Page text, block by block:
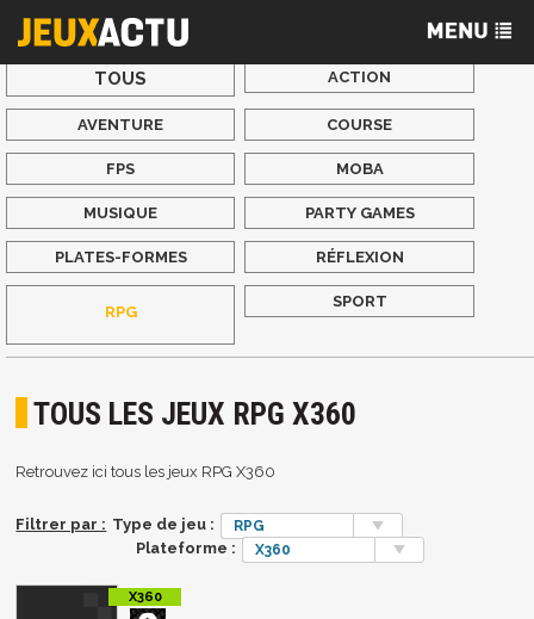
TOUS ACTION
AVENTURE COURSE
FPS MOBA
MUSIQUE PARTY GAMES
PLATES-FORMES RÉFLEXION
RPG
SPORT
TOUS LES JEUX RPG X360
Retrouvez ici tous les jeux RPG X360
Filtrer par : Type de jeu : RPG
Plateforme : X360